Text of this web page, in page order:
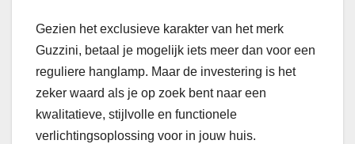
Gezien het exclusieve karakter van het merk
Guzzini, betaal je mogelijk iets meer dan voor een
reguliere hanglamp. Maar de investering is het
zeker waard als je op zoek bent naar een
kwalitatieve, stijlvolle en functionele
verlichtingsoplossing voor in jouw huis.